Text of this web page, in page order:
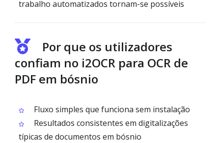
trabalho automatizados tornam-se possíveis
Por que os utilizadores
confiam no i2OCR para OCR de
PDF em bósnio
Fluxo simples que funciona sem instalação
Resultados consistentes em digitalizações
típicas de documentos em bósnio